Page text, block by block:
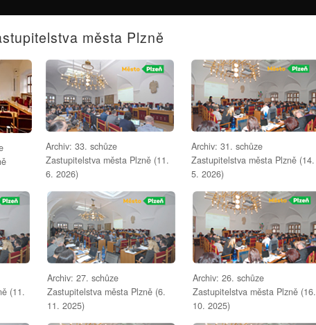
města Plzně
Archiv: 33. schůze
Zastupitelstva města Plzně (11.
6. 2026)
Archiv: 31. schůze
Zastupitelstva města Plzně (14.
5. 2026)
(11.
Archiv: 27. schůze
Zastupitelstva města Plzně (6.
11. 2025)
Archiv: 26. schůze
Zastupitelstva města Plzně (16.
10. 2025)